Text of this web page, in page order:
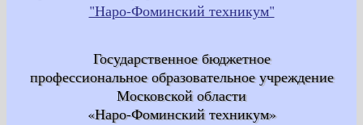
Государственное бюджетное
профессиональное образовательное учреждение
Московской области
«Наро-Фоминский техникум»